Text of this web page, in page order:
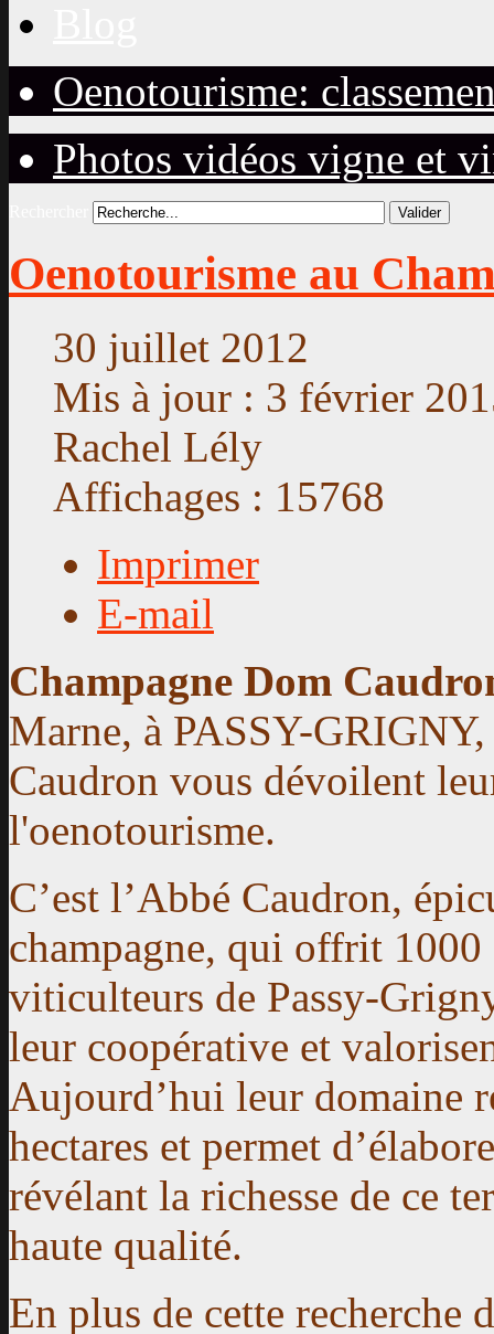
Oenotourisme:
Photos vidéos vigne et
Valider
Oenotourisme au
30 juillet 2012
Mis à jour : 3 février
Rachel Lély
Affichages : 15768
Imprimer
E-mail
Champagne Dom
Marne, à PASSY-
Caudron vous dévoilent
l'oenotourisme.
C’est l’Abbé Caudron,
champagne, qui offrit 1000
viticulteurs de Passy-
leur coopérative et
Aujourd’hui leur domaine
hectares et permet
révélant la richesse de ce
haute qualité.
En plus de cette recherche